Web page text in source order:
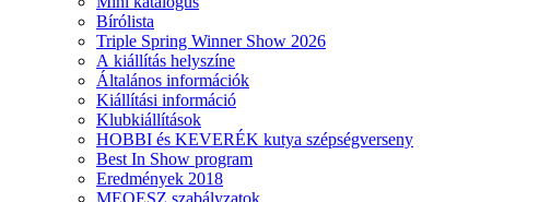
Bírólista
Triple Spring Winner Show 2026
A kiállítás helyszíne
Általános információk
Kiállítási információ
Klubkiállítások
HOBBI és KEVERÉK kutya szépségverseny
Best In Show program
Eredmények 2018
MEOESZ szabályzatok